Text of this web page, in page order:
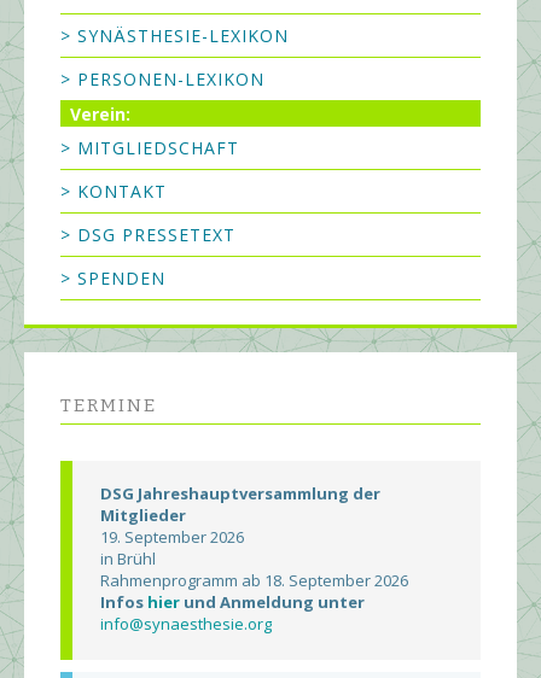
> SYNÄSTHESIE-LEXIKON
> PERSONEN-LEXIKON
Verein:
> MITGLIEDSCHAFT
> KONTAKT
> DSG PRESSETEXT
> SPENDEN
TERMINE
DSG Jahreshauptversammlung der
Mitglieder
19. September 2026
in Brühl
Rahmenprogramm ab 18. September 2026
Infos hier und Anmeldung unter
info@synaesthesie.org